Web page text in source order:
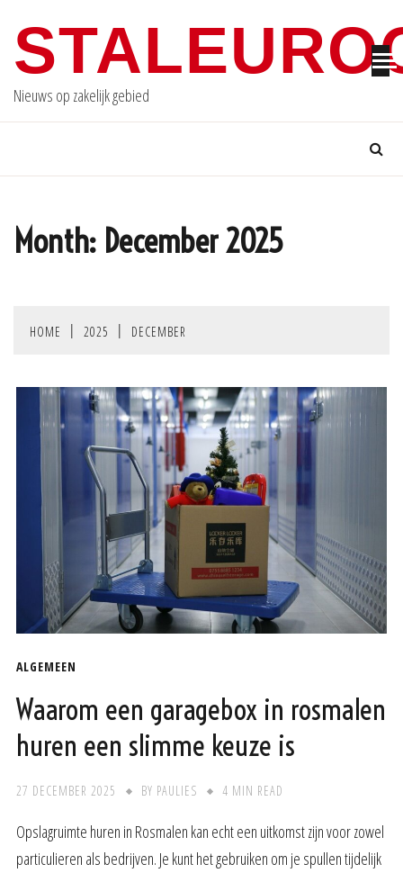
content
Nieuws op zakelijk gebied
Month: December 2025
HOME 2025 DECEMBER
ALGEMEEN
Waarom een garagebox in rosmalen
huren een slimme keuze is
27 DECEMBER 2025 BY PAULIES 4 MIN READ
Opslagruimte huren in Rosmalen kan echt een uitkomst zijn voor zowel
particulieren als bedrijven. Je kunt het gebruiken om je spullen tijdelijk